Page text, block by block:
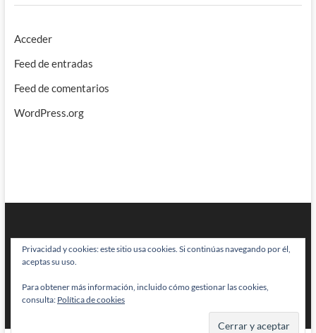
Acceder
Feed de entradas
Feed de comentarios
WordPress.org
BRAINSTOMPING| Diseñado por:Theme Freesia|WordPress| © Todos
los derechos reservados
Privacidad y cookies: este sitio usa cookies. Si continúas navegando por él,
aceptas su uso.
Para obtener más información, incluido cómo gestionar las cookies,
consulta: Política de cookies